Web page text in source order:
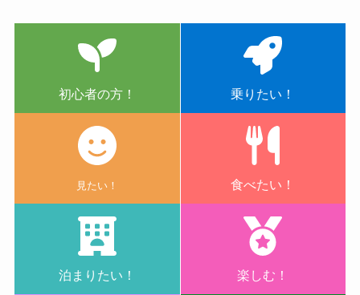
初心者の方！ 乗りたい！
見たい！ 食べたい！
泊まりたい！ 楽しむ！